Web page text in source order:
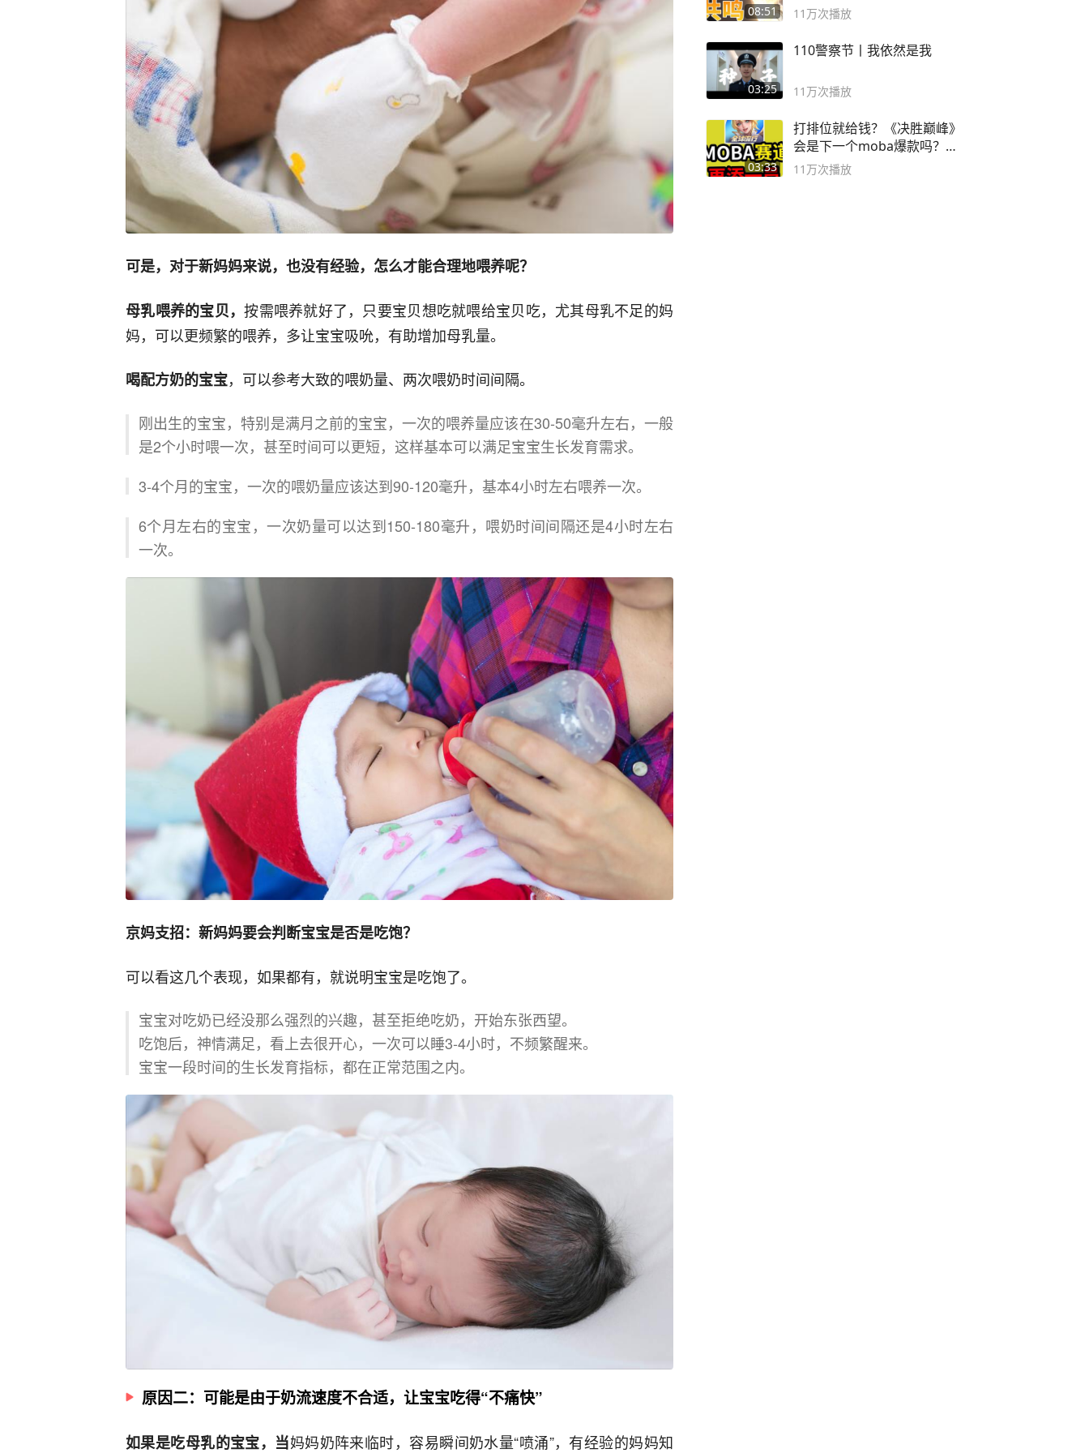
可是，对于新妈妈来说，也没有经验，怎么才能合理地喂养呢？
母乳喂养的宝贝，按需喂养就好了，只要宝贝想吃就喂给宝贝吃，尤其母乳不足的妈
妈，可以更频繁的喂养，多让宝宝吸吮，有助增加母乳量。
喝配方奶的宝宝，可以参考大致的喂奶量、两次喂奶时间间隔。
刚出生的宝宝，特别是满月之前的宝宝，一次的喂养量应该在30-50毫升左右，一般
是2个小时喂一次，甚至时间可以更短，这样基本可以满足宝宝生长发育需求。
3-4个月的宝宝，一次的喂奶量应该达到90-120毫升，基本4小时左右喂养一次。
6个月左右的宝宝，一次奶量可以达到150-180毫升，喂奶时间间隔还是4小时左右
一次。
京妈支招：新妈妈要会判断宝宝是否是吃饱？
可以看这几个表现，如果都有，就说明宝宝是吃饱了。
宝宝对吃奶已经没那么强烈的兴趣，甚至拒绝吃奶，开始东张西望。
吃饱后，神情满足，看上去很开心，一次可以睡3-4小时，不频繁醒来。
宝宝一段时间的生长发育指标，都在正常范围之内。
原因二：可能是由于奶流速度不合适，让宝宝吃得“不痛快”
如果是吃母乳的宝宝，当妈妈奶阵来临时，容易瞬间奶水量“喷涌”，有经验的妈妈知
08:51 11万次播放
03:25
110警察节丨我依然是我
11万次播放
03:33
打排位就给钱？《决胜巅峰》
会是下一个moba爆款吗？#
决胜巅峰
11万次播放